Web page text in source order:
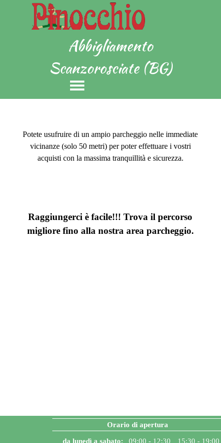
Vai ai contenuti
Abbigliamento
Scanzorosciate (BG)
Potete usufruire di un ampio parcheggio nelle immediate
vicinanze (solo 50 metri) per poter effettuare i vostri
acquisti con la massima tranquillità e sicurezza.
Raggiungerci è facile!!! Trova il percorso
migliore fino alla nostra area parcheggio.
Orario di apertura
da lunedì a sabato: 09:00 - 12:30 15:30 - 19:00